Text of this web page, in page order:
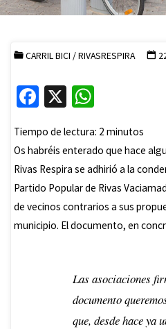
CARRIL BICI /RIVASRESPIRA
Fa
b
o
o
k
X
at
sA
p
p
Tiempo de lectura: 2 minutos
Os habréis enterado que hace
Rivas Respira se adhirió a la
Partido Popular de Rivas
de vecinos contrarios a sus
municipio. El documento, en
Las asociaciones
documento
que, desde hace ya